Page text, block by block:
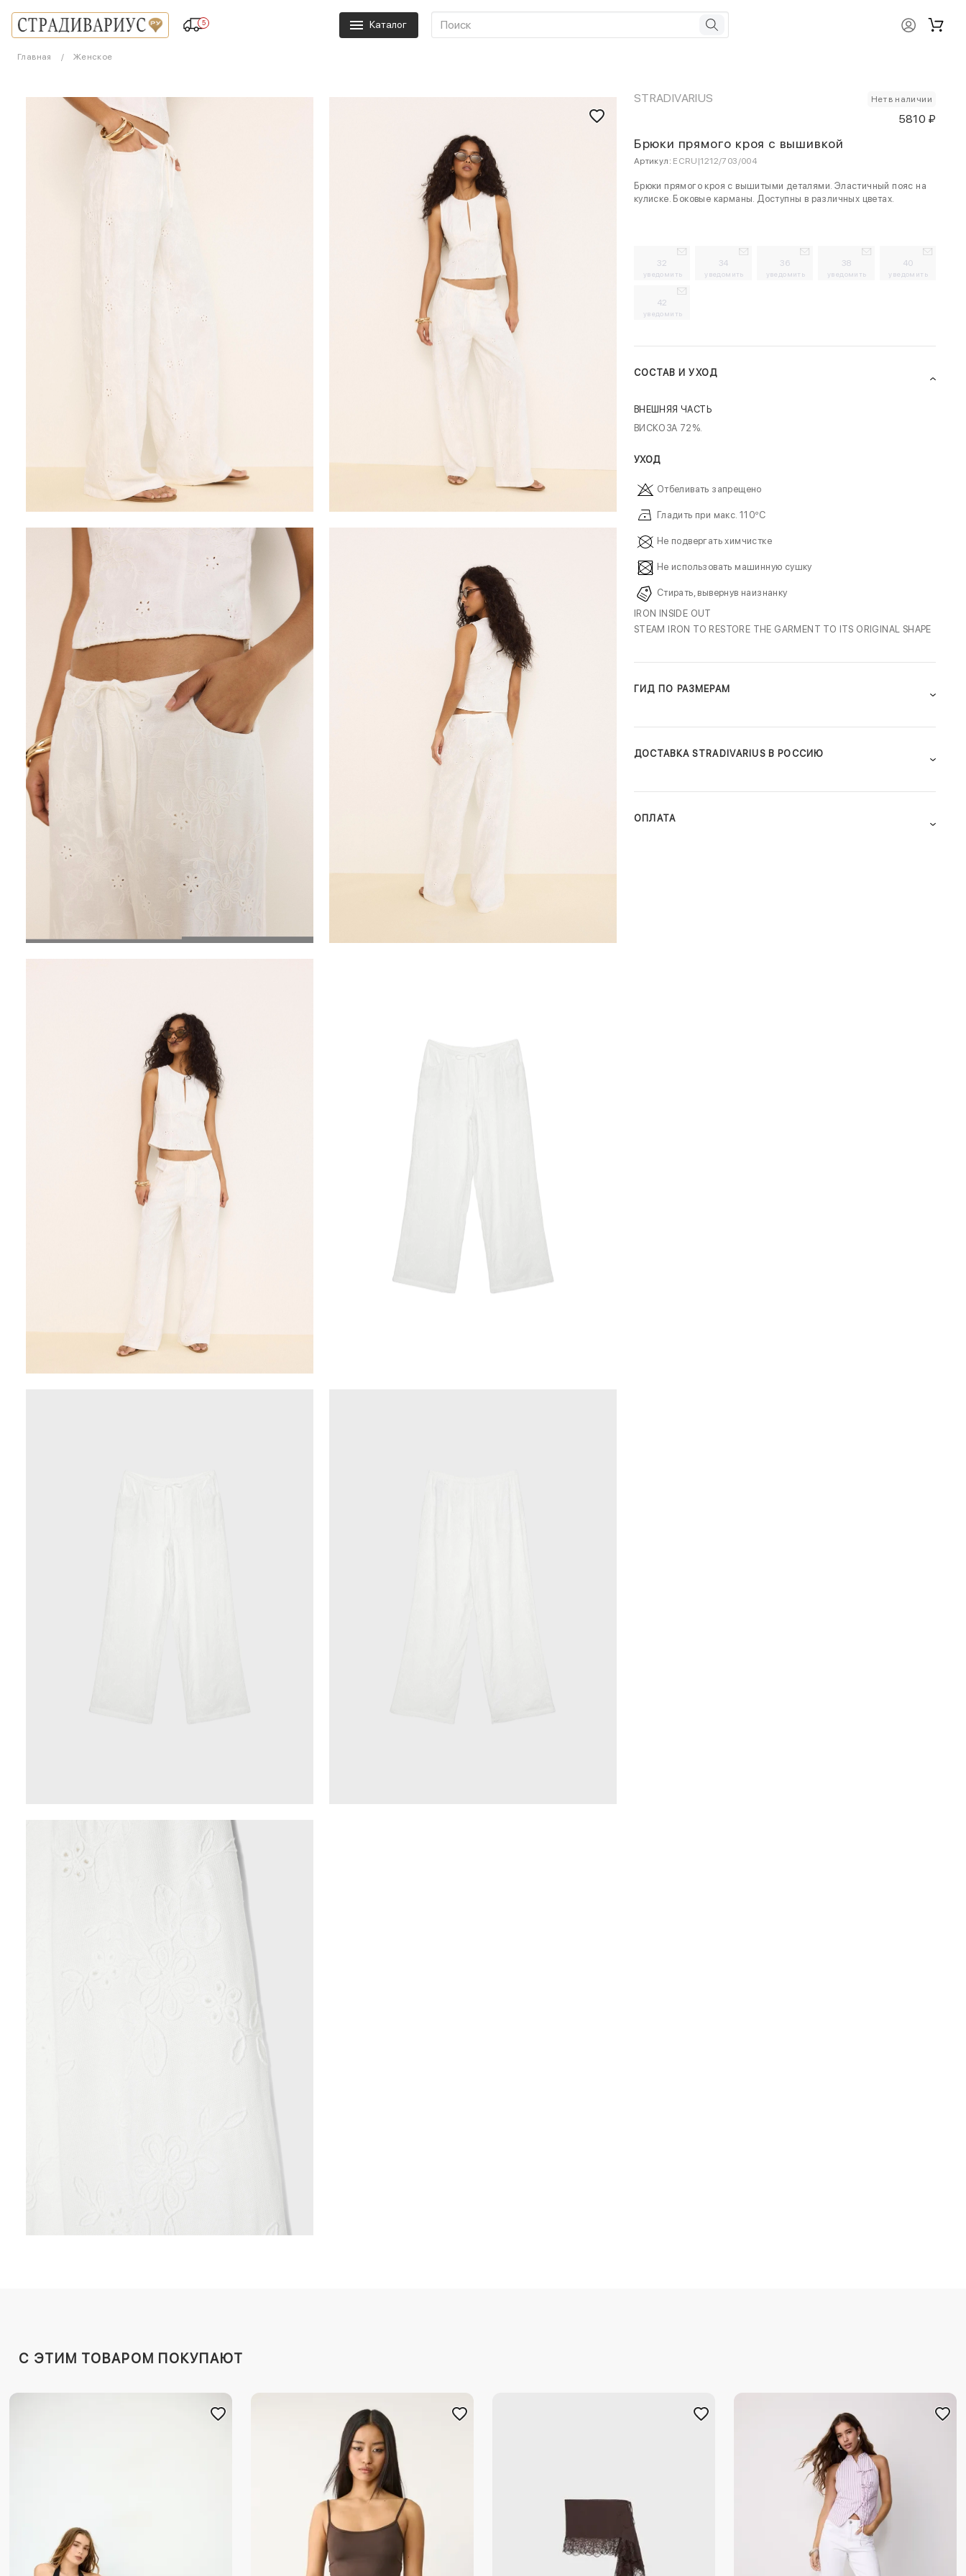
5 Каталог
Главная Женское
STRADIVARIUS Нет в наличии
5810 ₽
Брюки прямого кроя с вышивкой
Артикул: ECRU|1212/703/004
Брюки прямого кроя с вышитыми деталями. Эластичный пояс на
кулиске. Боковые карманы. Доступны в различных цветах.
32
уведомить
34
уведомить
36
уведомить
38
уведомить
40
уведомить
42
уведомить
СОСТАВ И УХОД
ВНЕШНЯЯ ЧАСТЬ
ВИСКОЗА 72%.
УХОД
Отбеливать запрещено
Гладить при макс. 110ºC
Не подвергать химчистке
Не использовать машинную сушку
Стирать, вывернув наизнанку
IRON INSIDE OUT
STEAM IRON TO RESTORE THE GARMENT TO ITS ORIGINAL SHAPE
ГИД ПО РАЗМЕРАМ
ДОСТАВКА STRADIVARIUS В РОССИЮ
ОПЛАТА
C ЭТИМ ТОВАРОМ ПОКУПАЮТ